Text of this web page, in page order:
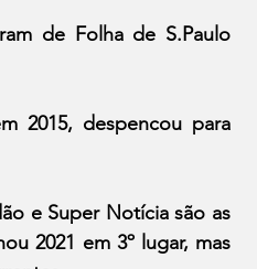
de Folha de S.Paulo
2015, despencou para
e Super Notícia são as
2021 em 3º lugar, mas